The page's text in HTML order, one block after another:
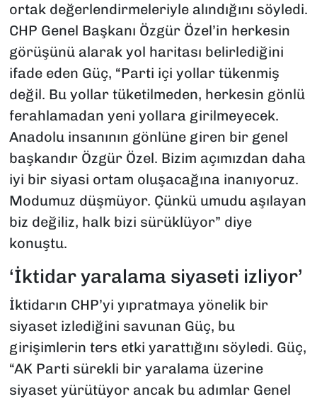
ortak değerlendirmeleriyle alındığını söyledi.
CHP Genel Başkanı Özgür Özel’in herkesin
görüşünü alarak yol haritası belirlediğini
ifade eden Güç, “Parti içi yollar tükenmiş
değil. Bu yollar tüketilmeden, herkesin gönlü
ferahlamadan yeni yollara girilmeyecek.
Anadolu insanının gönlüne giren bir genel
başkandır Özgür Özel. Bizim açımızdan daha
iyi bir siyasi ortam oluşacağına inanıyoruz.
Modumuz düşmüyor. Çünkü umudu aşılayan
biz değiliz, halk bizi sürüklüyor” diye
konuştu.
‘İktidar yaralama siyaseti izliyor’
İktidarın CHP’yi yıpratmaya yönelik bir
siyaset izlediğini savunan Güç, bu
girişimlerin ters etki yarattığını söyledi. Güç,
“AK Parti sürekli bir yaralama üzerine
siyaset yürütüyor ancak bu adımlar Genel